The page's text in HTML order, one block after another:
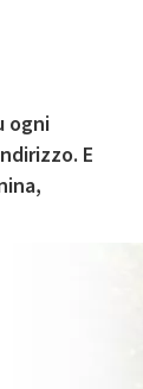
ogni
E